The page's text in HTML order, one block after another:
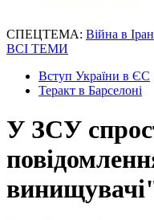
СПЕЦТЕМА: Війна в
ВСІ ТЕМИ
Вступ України в ЄС
Теракт в Барселоні
У ЗСУ